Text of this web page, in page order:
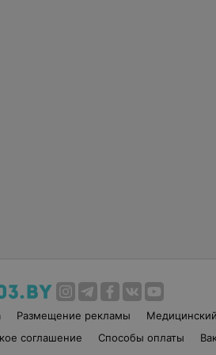
Размещение рекламы
соглашение Способы оплаты